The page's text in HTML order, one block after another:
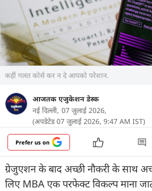
कहीं गलत कोर्स कर न दे आपको परेशान.
आजतक एजुकेशन डेस्क
नई दिल्ली, 07 जुलाई 2026,
(अपडेटेड 07 जुलाई 2026, 9:47 AM IST)
Prefer us on
ग्रेजुएशन के बाद अच्छी नौकरी के साथ
लिए MBA एक परफेक्ट विकल्प माना